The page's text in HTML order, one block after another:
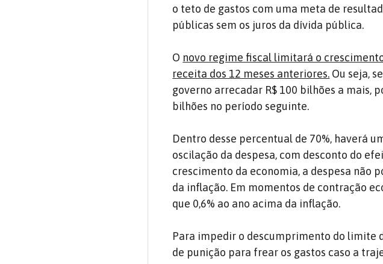
o teto de gastos com uma meta de
públicas sem os juros da dívida pública.
O novo regime fiscal limitará o
receita dos 12 meses anteriores. Ou seja,
governo arrecadar R$ 100 bilhões a mais,
bilhões no período seguinte.
Dentro desse percentual de 70%, haverá
oscilação da despesa, com desconto do
crescimento da economia, a despesa não
da inflação. Em momentos de contração
que 0,6% ao ano acima da inflação.
Para impedir o descumprimento do limite
de punição para frear os gastos caso a